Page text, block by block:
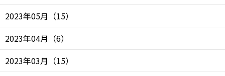
2023年05月 （15）
2023年04月 （6）
2023年03月 （15）